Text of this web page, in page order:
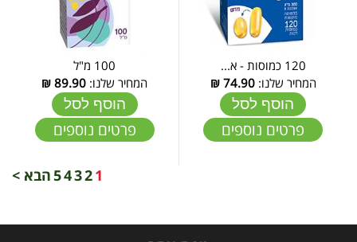
120 כמוסות - א...
המחיר שלנו:74.90
₪
הוסף לסל
פרטים נוספים
100 מ"ל
המחיר שלנו: 89.90
₪
הוסף לסל
פרטים נוספים
1
2
3
4
5הבא >